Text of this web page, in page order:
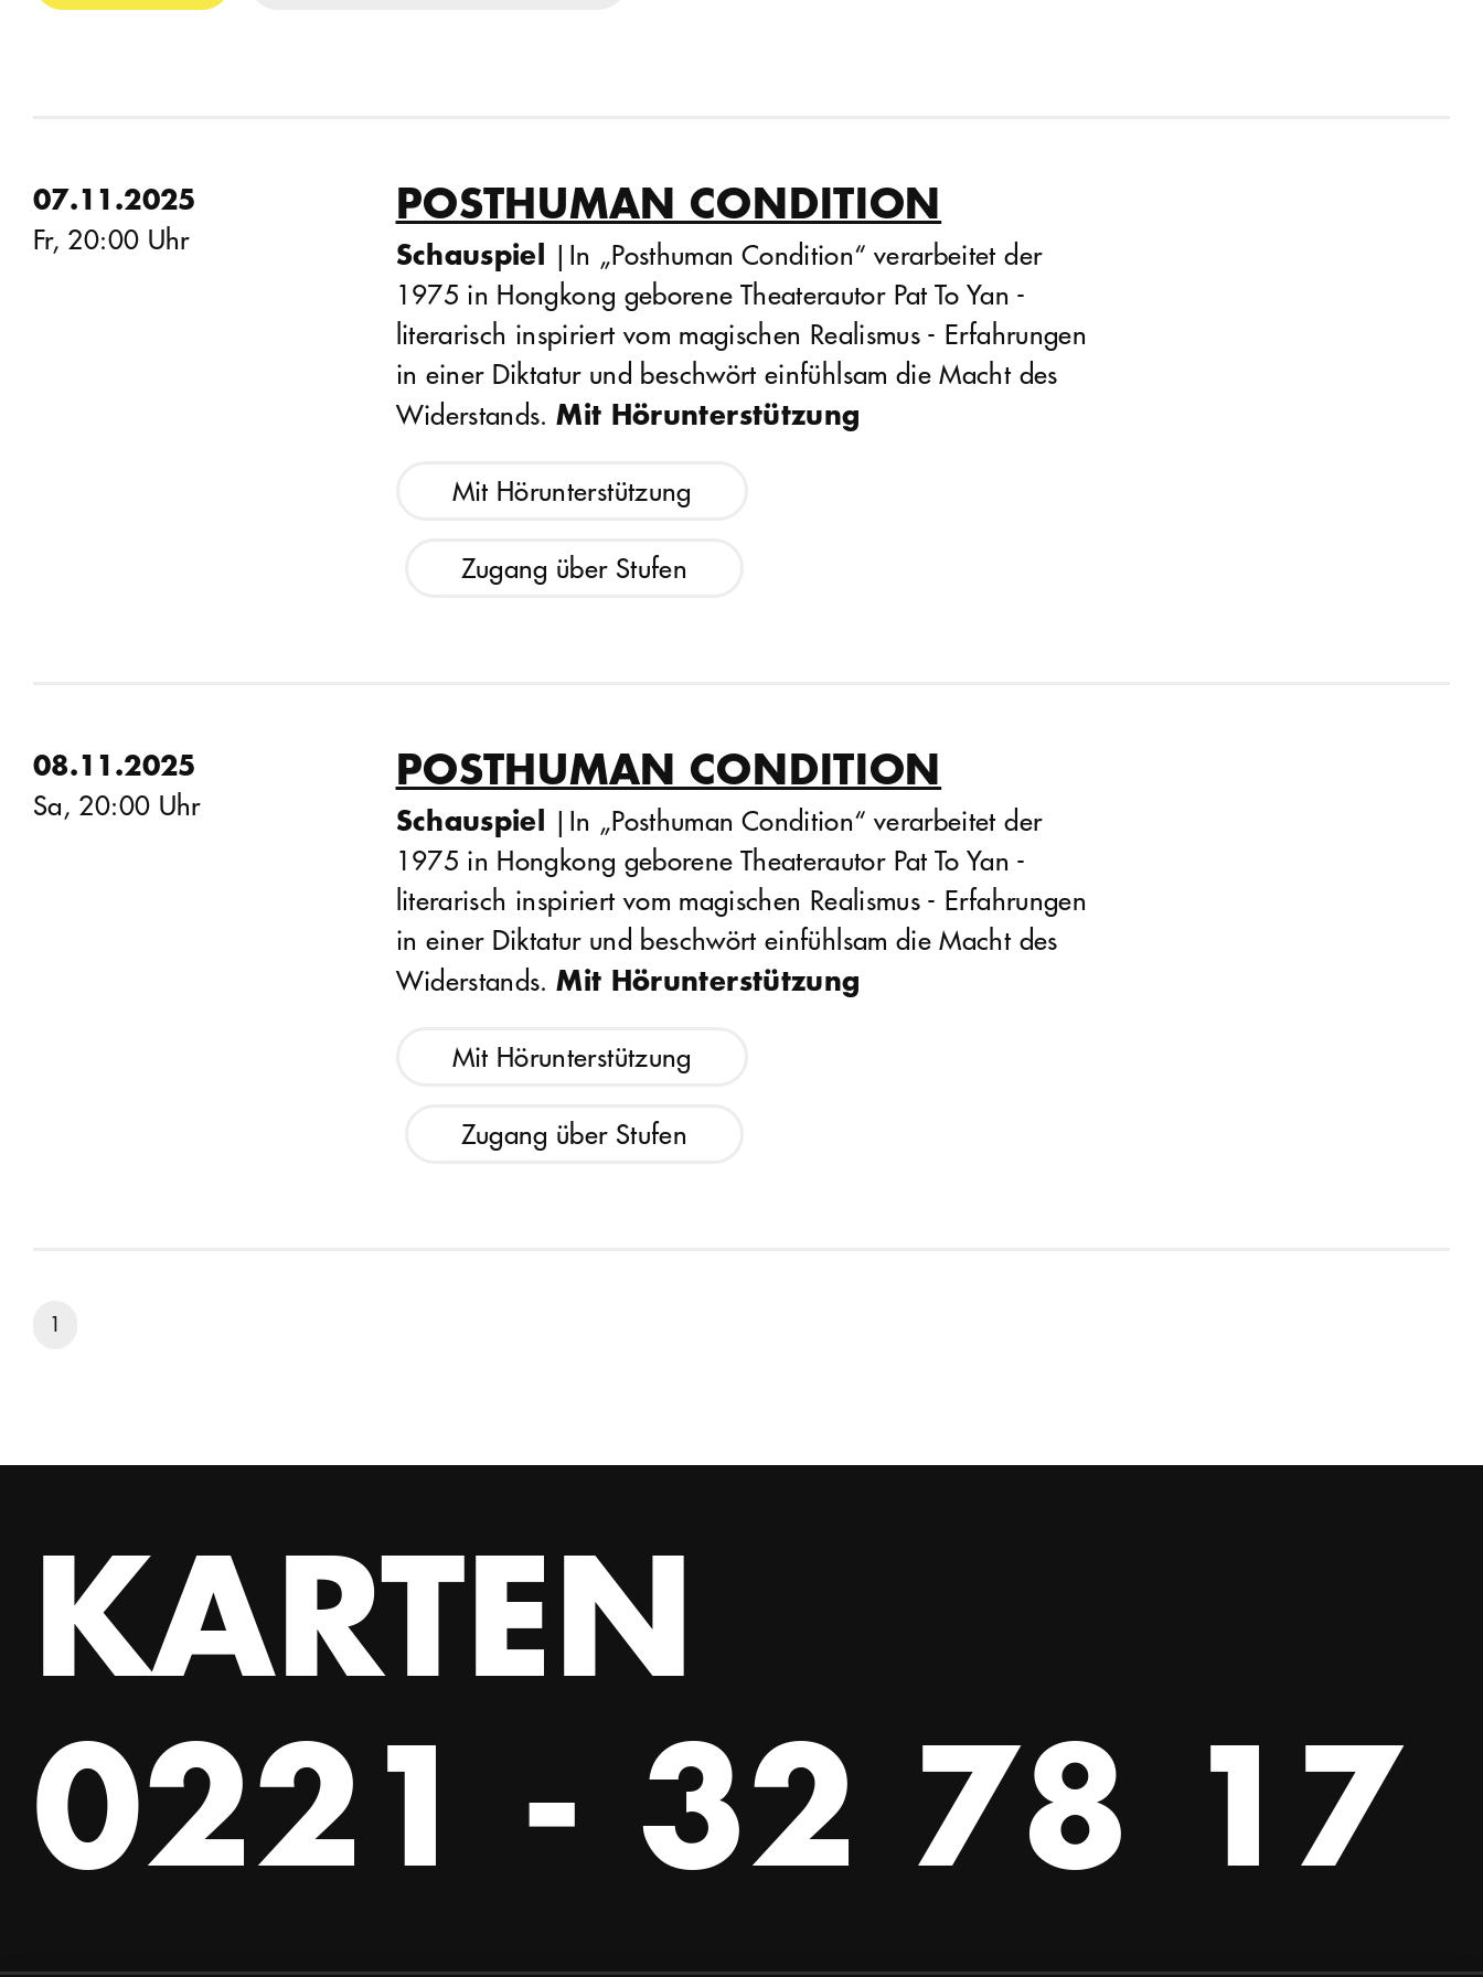
07.11.2025
Fr, 20:00 Uhr
POSTHUMAN CONDITION
Schauspiel | In „Posthuman Condition“ verarbeitet der
1975 in Hongkong geborene Theaterautor Pat To Yan -
literarisch inspiriert vom magischen Realismus - Erfahrungen
in einer Diktatur und beschwört einfühlsam die Macht des
Widerstands.Mit Hörunterstützung
Mit Hörunterstützung
Zugang über Stufen
08.11.2025
Sa, 20:00 Uhr
POSTHUMAN CONDITION
Schauspiel | In „Posthuman Condition“ verarbeitet der
1975 in Hongkong geborene Theaterautor Pat To Yan -
literarisch inspiriert vom magischen Realismus - Erfahrungen
in einer Diktatur und beschwört einfühlsam die Macht des
Widerstands.Mit Hörunterstützung
Mit Hörunterstützung
Zugang über Stufen
1
KARTEN
0221 - 32 78 17